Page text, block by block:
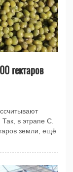
гектаров
в этрапе С.
земли, ещё